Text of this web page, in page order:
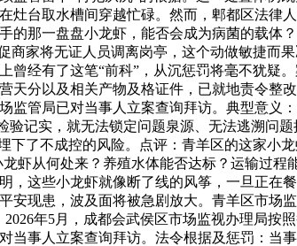
台取水槽间穿越忙碌。然而，郫都区法律
那一盘盘小龙虾，能否会成为病菌的载体
商家将无证人员调离岗亭，这个动做敏捷
经有了这笔“前科”，从沉惩罚将毫不犹疑
分以及相关产物及格证件，已就地责令整
管局已对当事人立案查询拜访。典型意义
记实，就无法锁定问题泉源、无法逃溯问
了不成控的风险。点评：青羊区的这家小
虾从何处来？养殖水体能否达标？运输过
这些小龙虾就像断了线的风筝，一旦正在
现患，波及面将被急剧放大。青羊区市场
年5月，成都会武侯区市场监视办理局按
事人立案查询拜访。法令根据及惩罚：当